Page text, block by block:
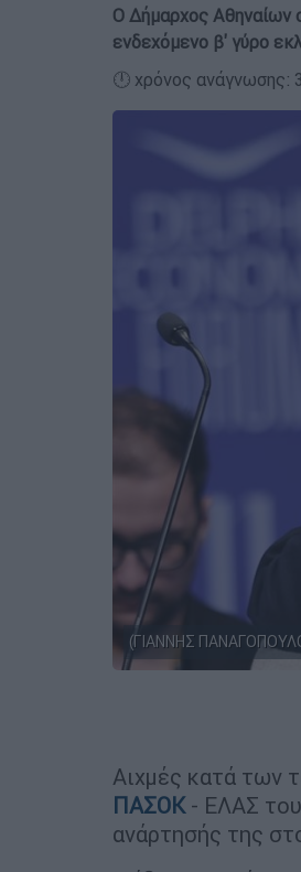
Ο Δήμαρχος Αθηναίων
ενδεχόμενο β' γύρο
🕛 χρόνος
(ΓΙΑΝΝΗΣ
Αιχμές κατά των
ΠΑΣΟΚ - ΕΛΑΣ
ανάρτησής της